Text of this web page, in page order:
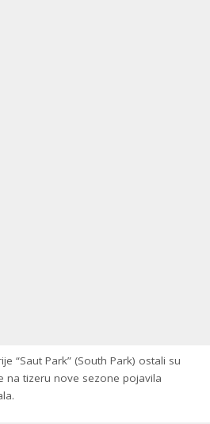
“Saut Park” (South Park) ostali su
na tizeru nove sezone pojavila